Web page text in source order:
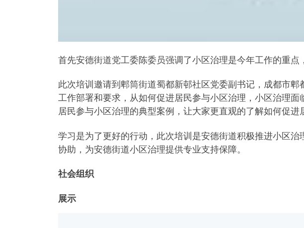
首先安德街道党工委陈委员强调了小区治理是今年工作的重
此次培训邀请到郫筒街道蜀都新邨社区党委副书记，成都市
工作部署和要求，从如何促进居民参与小区治理，小区治理
居民参与小区治理的典型案例，让大家更直观的了解如何促进
学习是为了更好的行动，此次培训是安德街道积极推进小区
协助，为安德街道小区治理提供专业支持保障。
社会组织
展示